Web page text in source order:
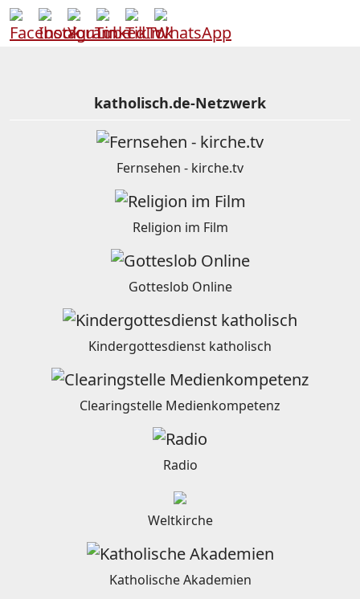
katholisch.de-Netzwerk
Fernsehen - kirche.tv
Religion im Film
Gotteslob Online
Kindergottesdienst katholisch
Clearingstelle Medienkompetenz
Radio
Weltkirche
Katholische Akademien